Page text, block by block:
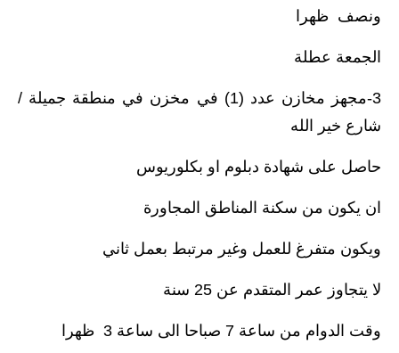
ونصف ظهرا
الجمعة عطلة
3-مجهز مخازن عدد (1) في مخزن في منطقة جميلة /
شارع خير الله
حاصل على شهادة دبلوم او بكلوريوس
ان يكون من سكنة المناطق المجاورة
ويكون متفرغ للعمل وغير مرتبط بعمل ثاني
لا يتجاوز عمر المتقدم عن 25 سنة
وقت الدوام من ساعة 7 صباحا الى ساعة 3 ظهرا